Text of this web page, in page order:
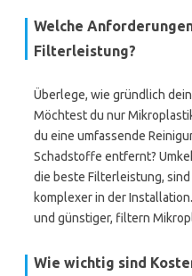
Welche
Filterleistung?
Überlege, wie gründlich
Möchtest du nur
du eine umfassende
Schadstoffe entfernt?
die beste Filterleistung,
komplexer in der
und günstiger, filtern
Wie wichtig sind